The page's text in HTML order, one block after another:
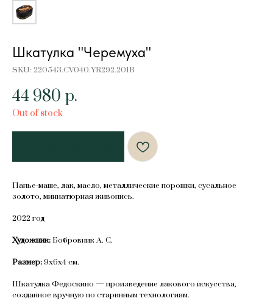
Шкатулка "Черемуха"
SKU: 220543.CV040.YR292.201B
44 980 р.
Out of stock
Папье-маше, лак, масло, металлические порошки, сусальное
золото, миниатюрная живопись.
2022 год
Художник:Бобровник А. С.
Размер:9х6х4 см.
Шкатулка Федоскино — произведение лакового искусства,
созданное вручную по старинным технологиям.